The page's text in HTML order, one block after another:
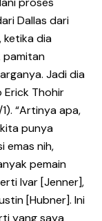
Dallas dari
ketika dia
pamitan
Jadi dia
Erick Thohir
“Artinya apa,
punya
emas nih,
pemain
Ivar [Jenner],
[Hubner]. Ini
yang saya